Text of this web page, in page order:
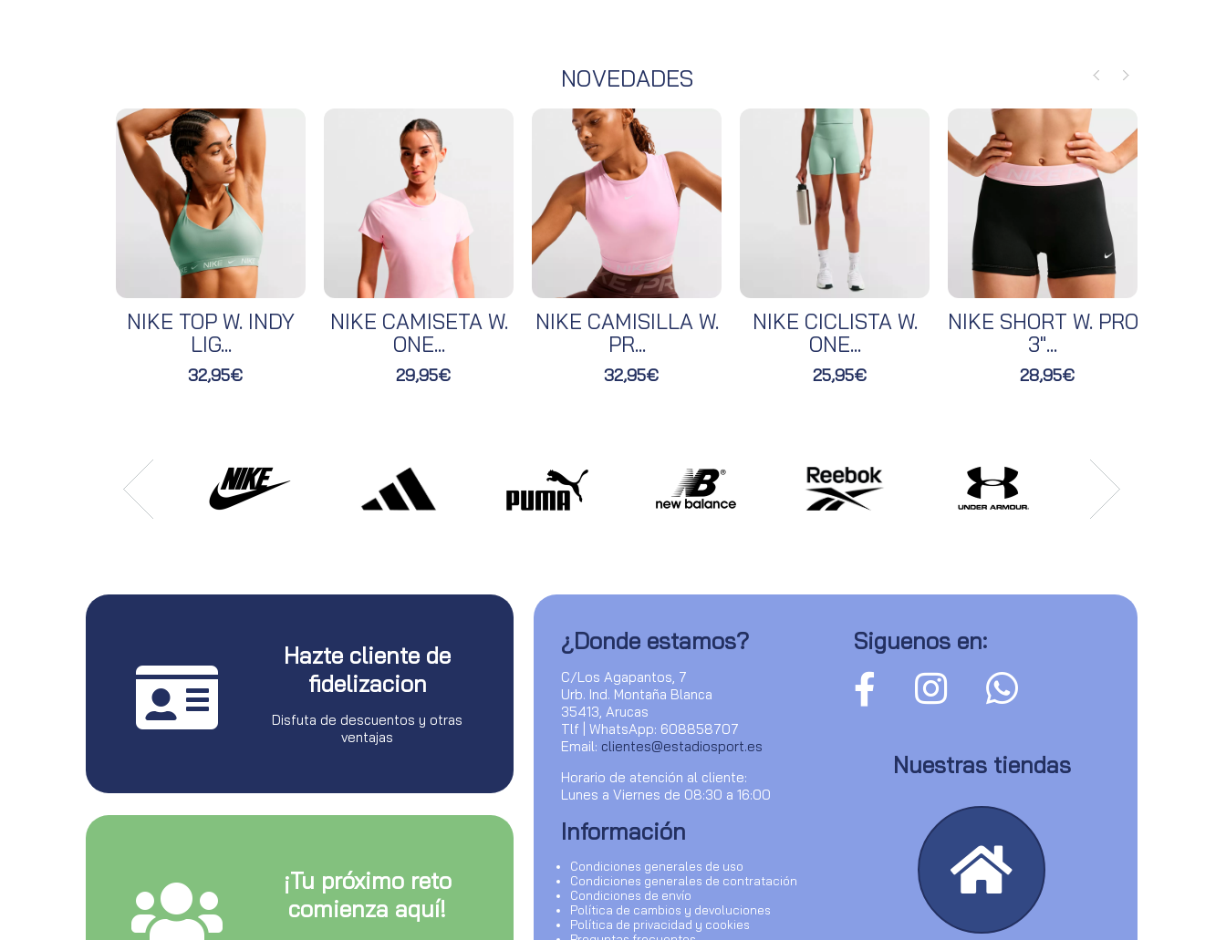
NOVEDADES
NIKE TOP W. INDY
LIG...
32,95€
NIKE CAMISETA W.
ONE...
29,95€
NIKE CAMISILLA W.
PR...
32,95€
NIKE CICLISTA W.
ONE...
25,95€
NIKE SHORT W. PRO
3"...
28,95€
Hazte cliente de
fidelizacion
Disfuta de descuentos y otras
ventajas
¡Tu próximo reto
comienza aquí!
¿Donde estamos?
C/Los Agapantos, 7
Urb. Ind. Montaña Blanca
35413, Arucas
Tlf | WhatsApp: 608858707
Email: clientes@estadiosport.es
Horario de atención al cliente:
Lunes a Viernes de 08:30 a 16:00
Información
Condiciones generales de uso
Condiciones generales de contratación
Condiciones de envío
Política de cambios y devoluciones
Política de privacidad y cookies
Siguenos en:
Nuestras tiendas